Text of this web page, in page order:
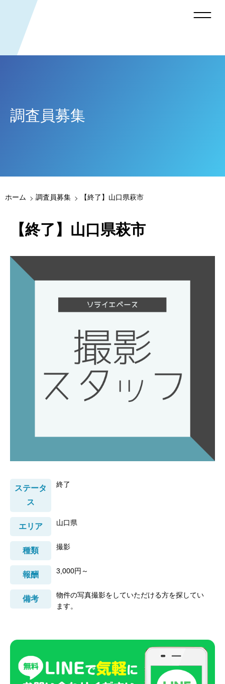
調査員募集
ホーム 調査員募集 【終了】山口県萩市
【終了】山口県萩市
ステータ
ス
終了
エリア 山口県
種類 撮影
報酬 3,000円～
備考
物件の写真撮影をしていただける方を探してい
ます。